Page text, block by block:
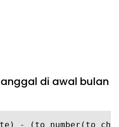
di awal bulan
-